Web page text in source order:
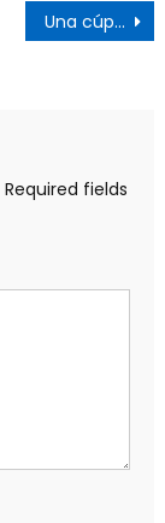
Una cúpula militar resquebrajada
Required fields